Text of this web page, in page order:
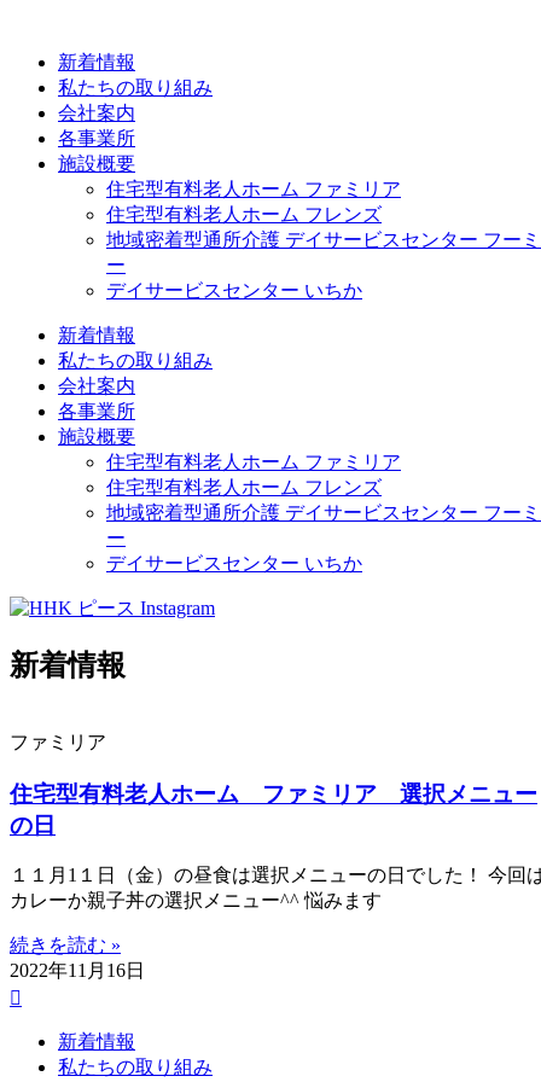
新着情報
私たちの取り組み
会社案内
各事業所
施設概要
住宅型有料老人ホーム ファミリア
住宅型有料老人ホーム フレンズ
地域密着型通所介護 デイサービスセンター フーミ
ー
デイサービスセンター いちか
新着情報
私たちの取り組み
会社案内
各事業所
施設概要
住宅型有料老人ホーム ファミリア
住宅型有料老人ホーム フレンズ
地域密着型通所介護 デイサービスセンター フーミ
ー
デイサービスセンター いちか
新着情報
ファミリア
住宅型有料老人ホーム ファミリア 選択メニュー
の日
１１月1１日（金）の昼食は選択メニューの日でした！ 今回
カレーか親子丼の選択メニュー^^ 悩みます
続きを読む »
2022年11月16日
新着情報
私たちの取り組み